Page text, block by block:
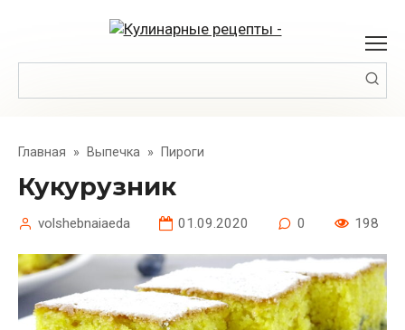
Главная » Выпечка » Пироги
Кукурузник
volshebnaiaeda 01.09.2020 0 198